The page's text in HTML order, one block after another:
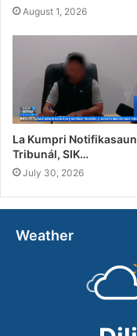
August 1, 2026
La Kumpri Notifikasaun
Tribunál, SIK…
July 30, 2026
Weather